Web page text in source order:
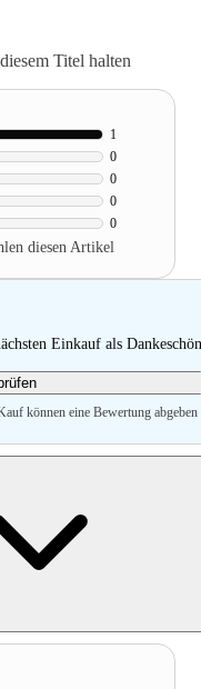
Titel halten
0
0
0
0
1
diesen Artikel
Einkauf als Dankeschön
können eine Bewertung abgeben